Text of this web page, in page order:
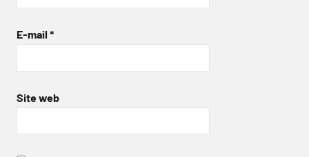
E-mail *
Site web